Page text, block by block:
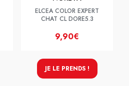
ELCEA COLOR EXPERT
CHAT CL DORE5.3
9,90€
JE LE PRENDS !